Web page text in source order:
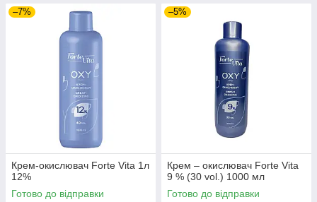
–7%
Крем-окислювач Forte Vita 1л
12%
Готово до відправки
–5%
Крем – окислювач Forte Vita
9 % (30 vol.) 1000 мл
Готово до відправки